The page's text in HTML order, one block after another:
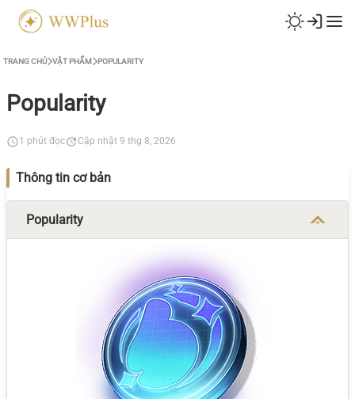
TRANG CHỦ VẬT PHẨM POPULARITY
Popularity
1 phút đọc Cập nhật 9 thg 8, 2026
Thông tin cơ bản
Popularity